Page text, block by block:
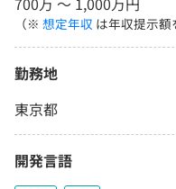
（※ 想定年収 は年収提示額
勤務地
東京都
開発言語